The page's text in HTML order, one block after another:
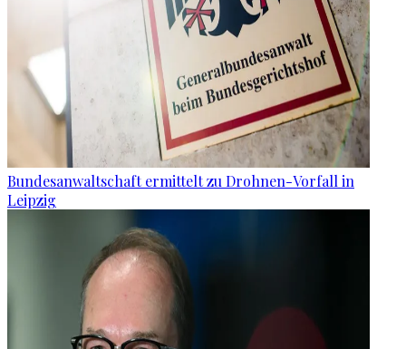
Bundesanwaltschaft ermittelt zu Drohnen-Vorfall in
Leipzig